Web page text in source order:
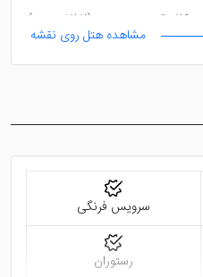
26 دقیقه پیاده روی (2.2 کیلومتر)
مشاهده هتل روی نقشه
سرویس فرنگی
رستوران